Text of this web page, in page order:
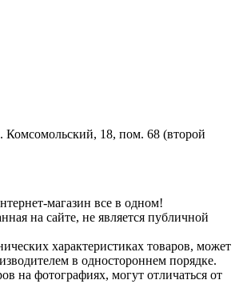
Комсомольский, 18, пом. 68 (второй
магазин все в одном!
на сайте, не является публичной
характеристиках товаров, может
в одностороннем порядке.
на фотографиях, могут отличаться от